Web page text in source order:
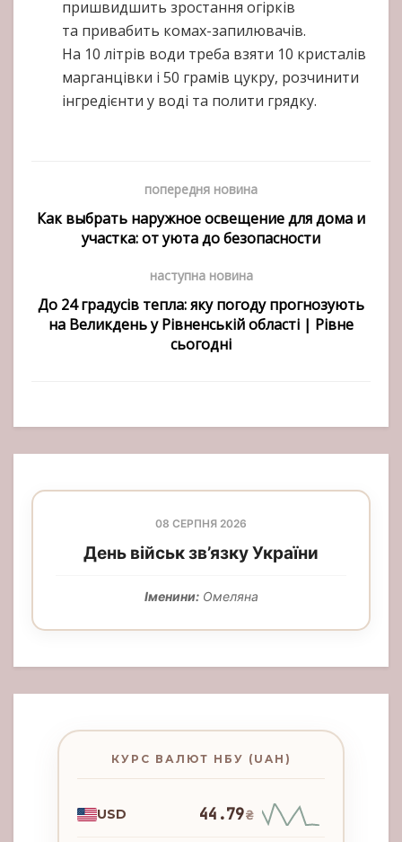
пришвидшить зростання огірків
та привабить комах-запилювачів.
На 10 літрів води треба взяти 10 кристалів
марганцівки і 50 грамів цукру, розчинити
інгредієнти у воді та полити грядку.
попередня новина
Как выбрать наружное освещение для дома и
участка: от уюта до безопасности
наступна новина
До 24 градусів тепла: яку погоду прогнозують
на Великдень у Рівненській області | Рівне
сьогодні
08 СЕРПНЯ 2026
День військ зв’язку України
Іменини:Омеляна
КУРС ВАЛЮТ НБУ (UAH)
USD 44.79₴